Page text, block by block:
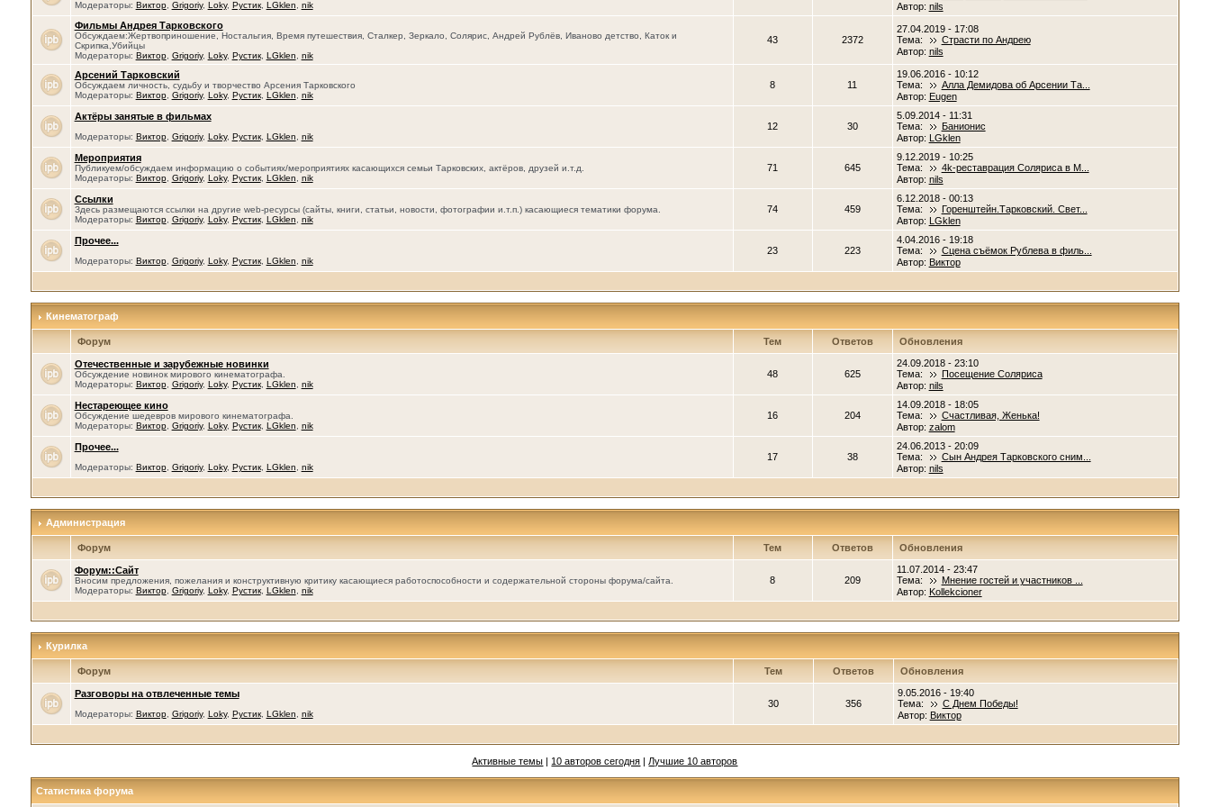
Модераторы: Виктор, Grigoriy, Loky, Рустик, LGklen nik
Автор: nils
Фильмы Андрея Тарковского
Обсуждаем:Жертвоприношение, Ностальгия, Время путешествия, Сталкер, Зеркало, Солярис, Андрей Рублёв, Иваново детство, Каток и
Скрипка,Убийцы
Модераторы: Виктор, Grigoriy, Loky, Рустик, LGklen nik
43 2372
27.04.2019 - 17:08
Тема:
Страсти по Андрею
Автор: nils
Арсений Тарковский
Обсуждаем личность, судьбу и творчество Арсения Тарковского
Модераторы: Виктор, Grigoriy, Loky, Рустик, LGklen nik
8 11
19.06.2016 - 10:12
Тема:
Алла Демидова об Арсении Та...
Автор: Eugen
Актёры занятые в фильмах
Модераторы: Виктор, Grigoriy, Loky, Рустик, LGklen nik
12 30
5.09.2014 - 11:31
Тема:
Банионис
Автор: LGklen
Мероприятия
Публикуем/обсуждаем информацию о событиях/мероприятиях касающихся семьи Тарковских, актёров, друзей и.т.д.
Модераторы: Виктор, Grigoriy, Loky, Рустик, LGklen nik
71 645
9.12.2019 - 10:25
Тема:
4k-реставрация Соляриса в М...
Автор: nils
Ссылки
Здесь размещаются ссылки на другие web-ресурсы (сайты, книги, статьи, новости, фотографии и.т.п.) касающиеся тематики форума.
Модераторы: Виктор, Grigoriy, Loky, Рустик, LGklen nik
74 459
6.12.2018 - 00:13
Тема:
Горенштейн.Тарковский. Свет...
Автор: LGklen
Прочее...
Модераторы: Виктор, Grigoriy, Loky, Рустик, LGklen nik
23 223
4.04.2016 - 19:18
Тема:
Сцена съёмок Рублева в филь...
Автор: Виктор
Кинематограф
Форум Тем Ответов Обновления
Отечественные и зарубежные новинки
Обсуждение новинок мирового кинематографа.
Модераторы: Виктор, Grigoriy, Loky, Рустик, LGklen nik
48 625
24.09.2018 - 23:10
Тема:
Посещение Соляриса
Автор: nils
Нестареющее кино
Обсуждение шедевров мирового кинематографа.
Модераторы: Виктор, Grigoriy, Loky, Рустик, LGklen nik
16 204
14.09.2018 - 18:05
Тема:
Счастливая, Женька!
Автор: zalom
Прочее...
Модераторы: Виктор, Grigoriy, Loky, Рустик, LGklen nik
17 38
24.06.2013 - 20:09
Тема:
Сын Андрея Тарковского сним...
Автор: nils
Администрация
Форум Тем Ответов Обновления
Форум::Сайт
Вносим предложения, пожелания и конструктивную критику касающиеся работоспособности и содержательной стороны форума/сайта.
Модераторы: Виктор, Grigoriy, Loky, Рустик, LGklen nik
8 209
11.07.2014 - 23:47
Тема:
Мнение гостей и участников ...
Автор: Kollekcioner
Курилка
Форум Тем Ответов Обновления
Разговоры на отвлеченные темы
Модераторы: Виктор, Grigoriy, Loky, Рустик, LGklen nik
30 356
9.05.2016 - 19:40
Тема:
С Днем Победы!
Автор: Виктор
Активные темы | 10 авторов сегодня | Лучшие 10 авторов
Статистика форума